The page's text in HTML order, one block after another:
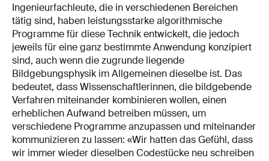
Ingenieurfachleute, die in verschiedenen Bereichen
tätig sind, haben leistungsstarke algorithmische
Programme für diese Technik entwickelt, die jedoch
jeweils für eine ganz bestimmte Anwendung konzipiert
sind, auch wenn die zugrunde liegende
Bildgebungsphysik im Allgemeinen dieselbe ist. Das
bedeutet, dass Wissenschaftlerinnen, die bildgebende
Verfahren miteinander kombinieren wollen, einen
erheblichen Aufwand betreiben müssen, um
verschiedene Programme anzupassen und miteinander
kommunizieren zu lassen: «Wir hatten das Gefühl, dass
wir immer wieder dieselben Codestücke neu schreiben